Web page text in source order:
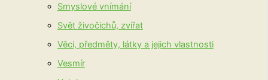
Smyslové vnímání
Svět živočichů, zvířat
Věci, předměty, látky a jejich vlastnosti
Vesmír